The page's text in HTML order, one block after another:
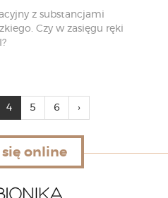
z substancjami
Czy w zasięgu ręki
4(
c
u
r
r
n
5 6 ›
online
online